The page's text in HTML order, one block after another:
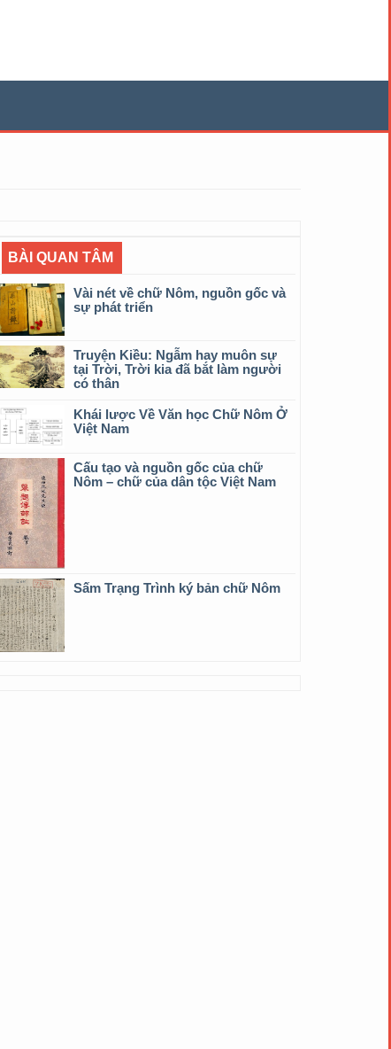
BÀI QUAN TÂM
Vài nét về chữ Nôm, nguồn gốc và
sự phát triển
Truyện Kiều: Ngẫm hay muôn sự
tại Trời, Trời kia đã bắt làm người
có thân
Khái lược Về Văn học Chữ Nôm Ở
Việt Nam
Cấu tạo và nguồn gốc của chữ
Nôm – chữ của dân tộc Việt Nam
Sấm Trạng Trình ký bản chữ Nôm